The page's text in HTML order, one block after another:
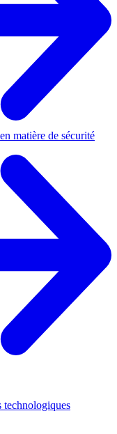
matière de sécurité
technologiques